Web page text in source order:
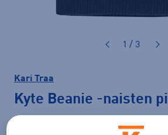
1 / 3
Kari Traa
Kyte Beanie -naisten